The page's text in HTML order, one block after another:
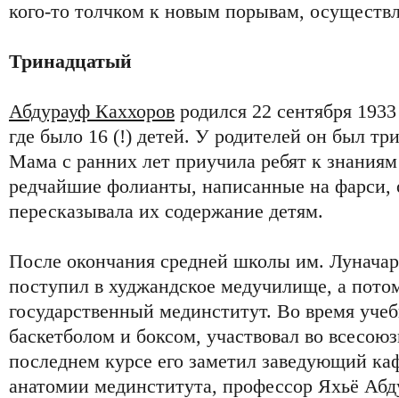
кого-то толчком к новым порывам,
Тринадцатый
Абдурауф Каххоров родился 22 сентября
где было 16 (!) детей. У родителей он был
Мама с ранних лет приучила ребят к
редчайшие фолианты, написанные на фарси,
пересказывала их содержание детям.
После окончания средней школы им.
поступил в худжандское медучилище, а
государственный мединститут. Во время
баскетболом и боксом, участвовал во
последнем курсе его заметил заведующий
анатомии мединститута, профессор Яхьё